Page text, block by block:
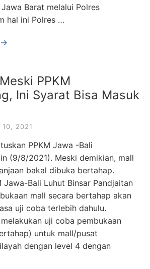
Barat melalui Polres
hal ini Polres …
→
PPKM
Ini Syarat Bisa Masuk
10, 2021
PPKM Jawa -Bali
(9/8/2021). Meski demikian, mall
bakal dibuka bertahap.
Jawa-Bali Luhut Binsar Pandjaitan
mall secara bertahap akan
uji coba terlebih dahulu.
uji coba pembukaan
untuk mall/pusat
dengan level 4 dengan